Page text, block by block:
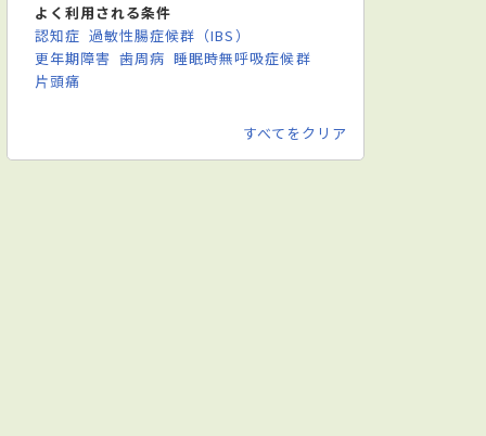
よく利用される条件
認知症 過敏性腸症候群（IBS）
更年期障害 歯周病 睡眠時無呼吸症候群
片頭痛
すべてをクリア